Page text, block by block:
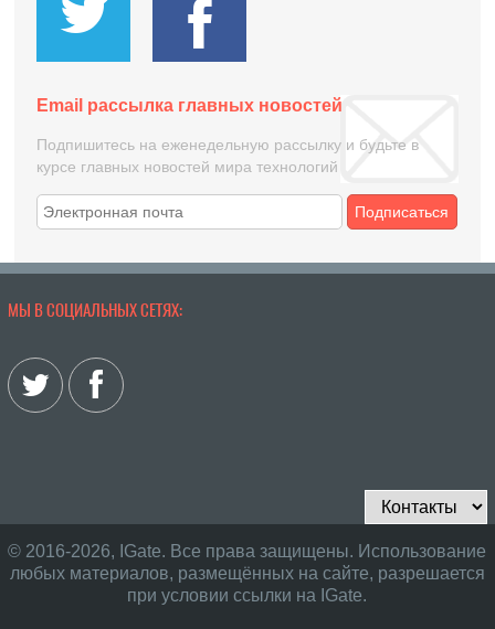
Email рассылка главных новостей
Подпишитесь на еженедельную рассылку и будьте в
курсе главных новостей мира технологий
Подписаться
МЫ В СОЦИАЛЬНЫХ СЕТЯХ:
© 2016-2026, IGate. Все права защищены. Использование
любых материалов, размещённых на сайте, разрешается
при условии ссылки на IGate.